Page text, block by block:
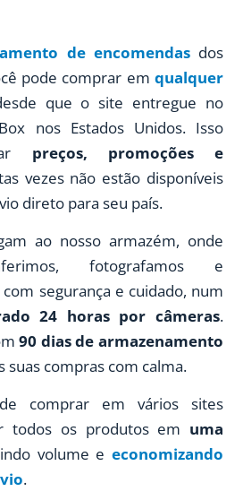
de encomendasdos
pode comprar em qualquer
que o site entregue no
nos Estados Unidos. Isso
preços, promoções e
vezes não estão disponíveis
direto para seu país.
ao nosso armazém, onde
fotografamos e
segurança e cuidado, num
24 horas por câmeras.
90 dias de armazenamento
suas compras com calma.
comprar em vários sites
todos os produtos em uma
volume eeconomizando
.